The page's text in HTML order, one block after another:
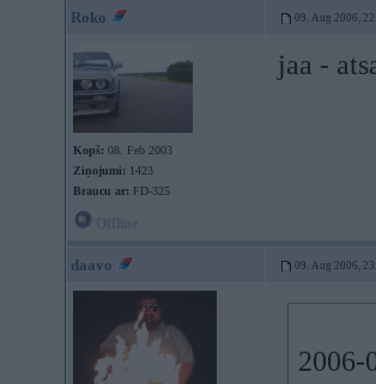
Roko 09. Aug 2006,
Kopš: 08. Feb 2003
Ziņojumi: 1423
Braucu ar: FD-325
jaa -
daavo 09. Aug 2006,
2006-